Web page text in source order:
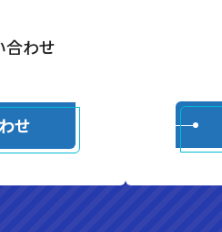
合わせ
せ